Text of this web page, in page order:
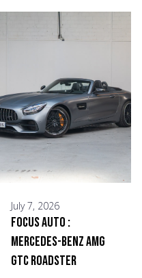
July 7, 2026
Focus Auto :
Mercedes-Benz AMG
GTC Roadster